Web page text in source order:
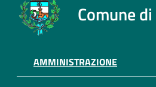
Comune
AMMINISTRAZIONE